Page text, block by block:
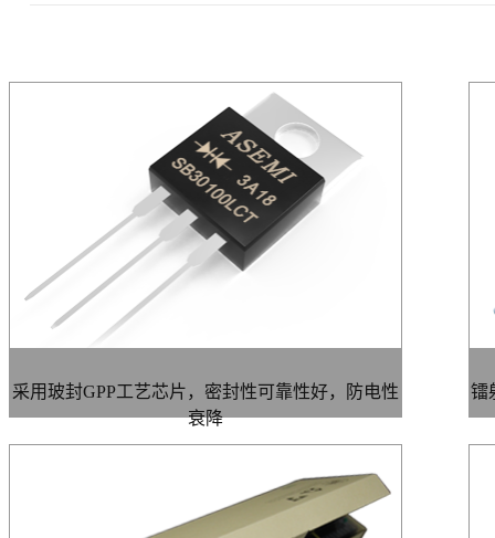
采用玻封GPP工艺芯片，密封性可靠性好，防电性
衰降
镭